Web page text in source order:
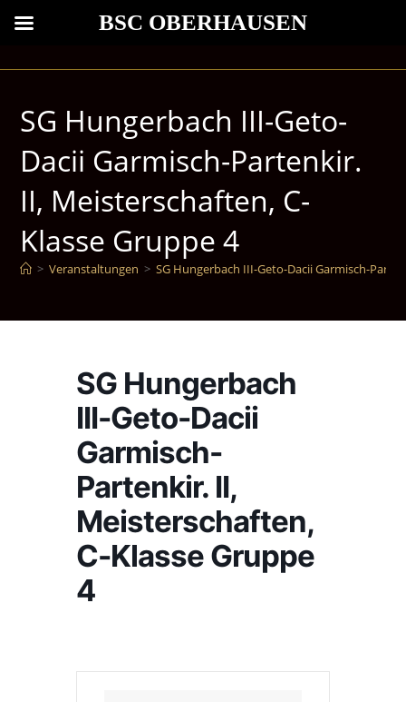
SG Hungerbach III-Geto-
Dacii Garmisch-Partenkir.
II, Meisterschaften, C-
Klasse Gruppe 4
> Veranstaltungen > SG Hungerbach III-Geto-Dacii Garmisch-
SG Hungerbach
III-Geto-Dacii
Garmisch-
Partenkir. II,
Meisterschaften,
C-Klasse Gruppe
4
BSC OBERHAUSEN